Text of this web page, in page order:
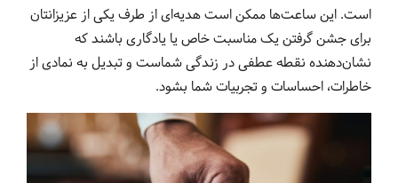
است. این ساعت‌ها ممکن است هدیه‌ای از طرف یکی از عزیزانتان
برای جشن گرفتن یک مناسبت خاص یا یادگاری باشند که
نشان‌دهنده نقطه عطفی در زندگی شماست و تبدیل به نمادی از
خاطرات، احساسات و تجربیات شما بشود.